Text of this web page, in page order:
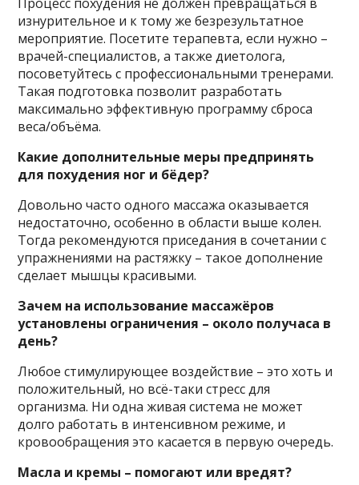
изнурительное и к тому же безрезультатное
мероприятие. Посетите терапевта, если нужно –
врачей-специалистов, а также диетолога,
посоветуйтесь с профессиональными тренерами.
Такая подготовка позволит разработать
максимально эффективную программу сброса
веса/объёма.
Какие дополнительные меры предпринять
для похудения ног и бёдер?
Довольно часто одного массажа оказывается
недостаточно, особенно в области выше колен.
Тогда рекомендуются приседания в сочетании с
упражнениями на растяжку – такое дополнение
сделает мышцы красивыми.
Зачем на использование массажёров
установлены ограничения – около получаса в
день?
Любое стимулирующее воздействие – это хоть и
положительный, но всё-таки стресс для
организма. Ни одна живая система не может
долго работать в интенсивном режиме, и
кровообращения это касается в первую очередь.
Масла и кремы – помогают или вредят?